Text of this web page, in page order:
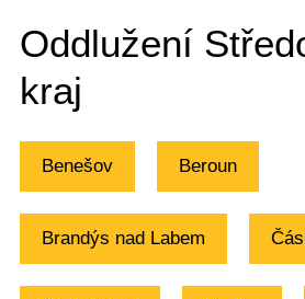
Oddlužení
kraj
Benešov Beroun
Brandýs nad Labem